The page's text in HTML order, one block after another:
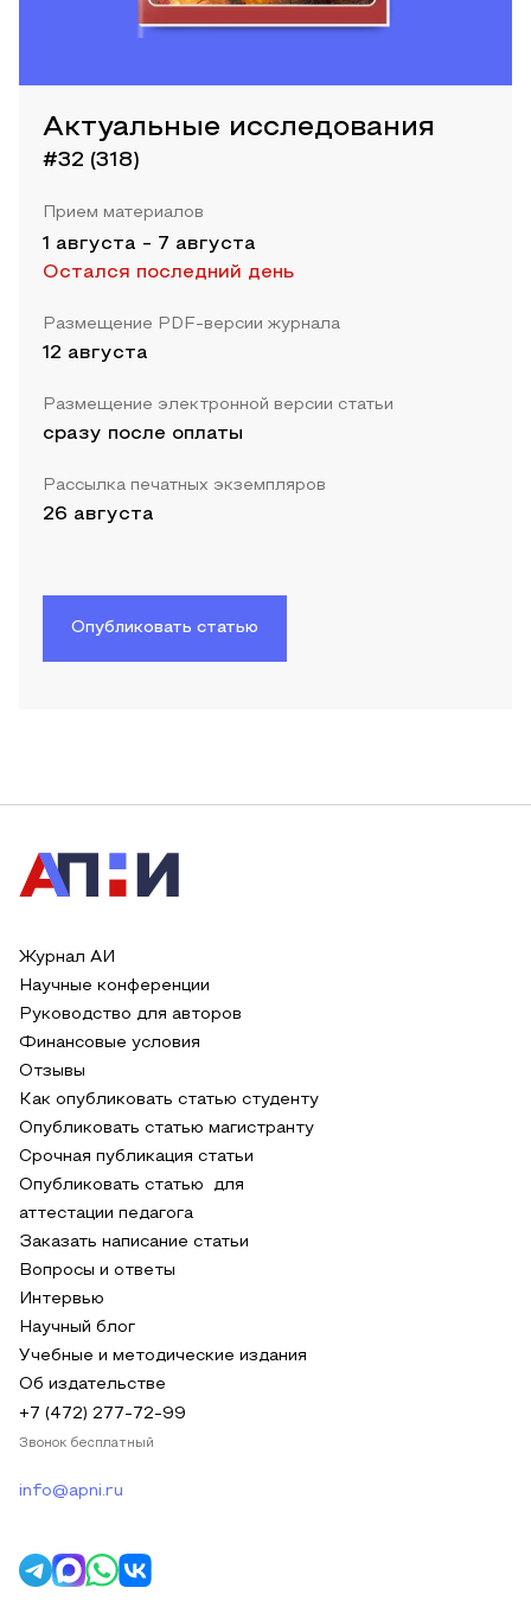
Актуальные исследования
#32 (318)
Прием материалов
1 августа - 7 августа
Остался последний день
Размещение PDF-версии журнала
12 августа
Размещение электронной версии статьи
сразу после оплаты
Рассылка печатных экземпляров
26 августа
Опубликовать статью
Журнал АИ
Научные конференции
Руководство для авторов
Финансовые условия
Отзывы
Как опубликовать статью студенту
Опубликовать статью магистранту
Срочная публикация статьи
Опубликовать статью для
аттестации педагога
Заказать написание статьи
Вопросы и ответы
Интервью
Научный блог
Учебные и методические издания
Об издательстве
+7 (472) 277-72-99
Звонок бесплатный
info@apni.ru